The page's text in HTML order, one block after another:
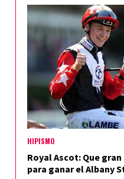
HIPISMO
Royal Ascot: Que
para ganar el Albany